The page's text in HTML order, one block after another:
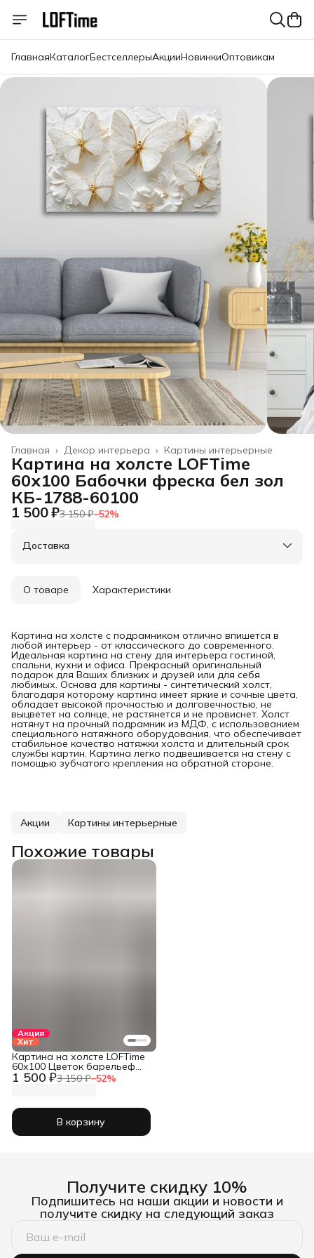
ГлавнаяКаталогБестселлерыАкцииНовинкиОптовикам
Картины интерьерные
Декор интерьера ›
Главная ›
Картина на холсте LOFTime
60х100 Бабочки фреска бел зол
КБ-1788-60100
1 500 ₽3 150 ₽−52%
Доставка
О товаре Характеристики
Картина на холсте с подрамником отлично впишется в
любой интерьер - от классического до современного.
Идеальная картина на стену для интерьера гостиной,
спальни, кухни и офиса. Прекрасный оригинальный
подарок для Ваших близких и друзей или для себя
любимых. Основа для картины - синтетический холст,
благодаря которому картина имеет яркие и сочные цвета,
обладает высокой прочностью и долговечностью, не
выцветет на солнце, не растянется и не провиснет. Холст
натянут на прочный подрамник из МДФ, с использованием
специального натяжного оборудования, что обеспечивает
стабильное качество натяжки холста и длительный срок
службы картин. Картина легко подвешивается на стену с
помощью зубчатого крепления на обратной стороне.
Акции Картины интерьерные
Похожие товары
Акция
Хит
1 500 ₽3 150 ₽−52%
Картина на холсте LOFTime
60х100 Цветок барельеф
бел 1 КБ-849-60100
В корзину
Получите скидку 10%
Подпишитесь на наши акции и новости и
получите скидку на следующий заказ